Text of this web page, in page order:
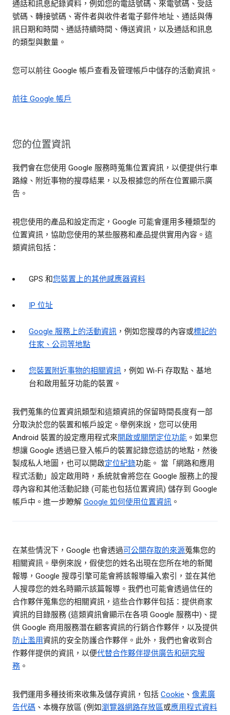
通話和訊息紀錄資料，例如您的電話號碼、來電號碼、受話
號碼、轉接號碼、寄件者與收件者電子郵件地址、通話與傳
訊日期和時間、通話持續時間、傳送資訊，以及通話和訊息
的類型與數量。
您可以前往 Google 帳戶查看及管理帳戶中儲存的活動資訊。
前往 Google 帳戶
您的位置資訊
我們會在您使用 Google 服務時蒐集位置資訊，以便提供行車
路線、附近事物的搜尋結果，以及根據您的所在位置顯示廣
告。
視您使用的產品和設定而定，Google 可能會運用多種類型的
位置資訊，協助您使用的某些服務和產品提供實用內容。這
類資訊包括：
GPS 和您裝置上的其他感應器資料
IP 位址
Google 服務上的活動資訊 ，例如您搜尋的內容或標記的
住家、公司等地點
您裝置附近事物的相關資訊 ，例如 Wi-Fi 存取點、基地
台和啟用藍牙功能的裝置。
我們蒐集的位置資訊類型和這類資訊的保留時間長度有一部
分取決於您的裝置和帳戶設定。舉例來說，您可以使用
Android 裝置的設定應用程式來開啟或關閉定位功能 。如果您
想讓 Google 透過已登入帳戶的裝置記錄您造訪的地點，然後
製成私人地圖，也可以開啟定位紀錄功能。 當「網路和應用
程式活動」設定啟用時，系統就會將您在 Google 服務上的搜
尋內容和其他活動記錄 (可能也包括位置資訊) 儲存到 Google
帳戶中。進一步瞭解 Google 如何使用位置資訊 。
在某些情況下，Google 也會透過可公開存取的來源蒐集您的
相關資訊。舉例來說，假使您的姓名出現在您所在地的新聞
報導，Google 搜尋引擎可能會將該報導編入索引，並在其他
人搜尋您的姓名時顯示該篇報導。我們也可能會透過信任的
合作夥伴蒐集您的相關資訊，這些合作夥伴包括：提供商家
資訊的目錄服務 (這類資訊會顯示在各項 Google 服務中)、提
供 Google 商用服務潛在顧客資訊的行銷合作夥伴，以及提供
防止濫用資訊的安全防護合作夥伴。此外，我們也會收到合
作夥伴提供的資訊，以便代替合作夥伴提供廣告和研究服
務 。
我們運用多種技術來收集及儲存資訊，包括 Cookie 、 像素廣
告代碼 、本機存放區 (例如瀏覽器網路存放區或應用程式資料